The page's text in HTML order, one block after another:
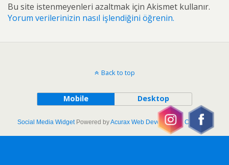
Bu site istenmeyenleri azaltmak için Akismet kullanır.
Yorum verilerinizin nasıl işlendiğini öğrenin.
Back to top
Mobile Desktop
Social Media WidgetPowered byAcurax Web Development Company